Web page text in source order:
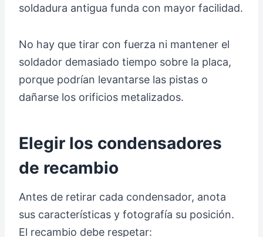
soldadura antigua funda con mayor facilidad.
No hay que tirar con fuerza ni mantener el
soldador demasiado tiempo sobre la placa,
porque podrían levantarse las pistas o
dañarse los orificios metalizados.
Elegir los condensadores
de recambio
Antes de retirar cada condensador, anota
sus características y fotografía su posición.
El recambio debe respetar: